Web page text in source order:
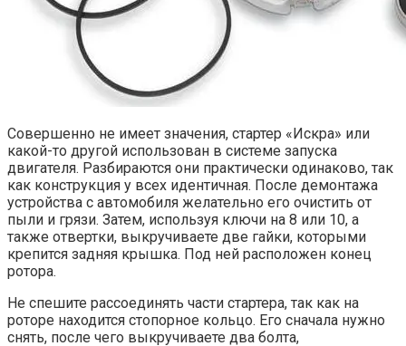
Совершенно не имеет значения, стартер «Искра» или
какой-то другой использован в системе запуска
двигателя. Разбираются они практически одинаково, так
как конструкция у всех идентичная. После демонтажа
устройства с автомобиля желательно его очистить от
пыли и грязи. Затем, используя ключи на 8 или 10, а
также отвертки, выкручиваете две гайки, которыми
крепится задняя крышка. Под ней расположен конец
ротора.
Не спешите рассоединять части стартера, так как на
роторе находится стопорное кольцо. Его сначала нужно
снять, после чего выкручиваете два болта,